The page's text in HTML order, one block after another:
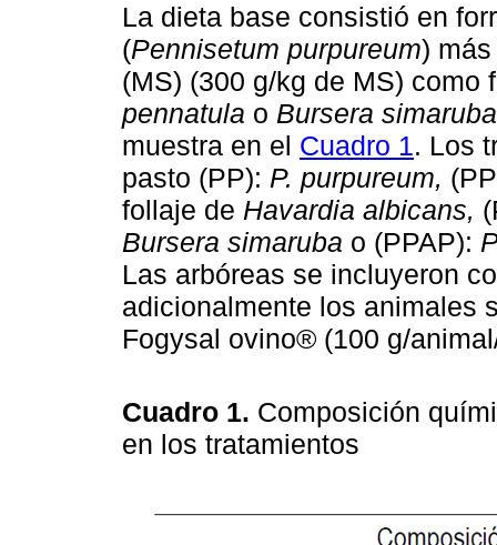
La dieta base consistió en
(Pennisetum purpureum)
(MS) (300 g/kg de MS) como
pennatula o Bursera simaruba
muestra en el Cuadro 1. Los
pasto (PP): P. purpureum,
follaje de Havardia albicans,
Bursera simaruba o (PPAP):
Las arbóreas se incluyeron
adicionalmente los animales
Fogysal ovino® (100 g/
Cuadro 1. Composición
en los tratamientos